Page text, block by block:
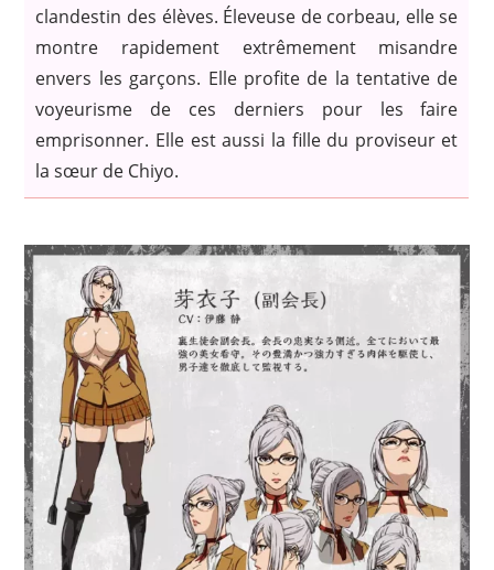
clandestin des élèves. Éleveuse de corbeau, elle se
montre rapidement extrêmement misandre
envers les garçons. Elle profite de la tentative de
voyeurisme de ces derniers pour les faire
emprisonner. Elle est aussi la fille du proviseur et
la sœur de Chiyo.